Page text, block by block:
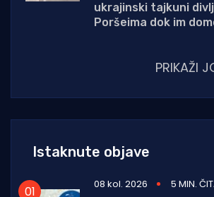
ukrajinski tajkuni
Poršeima dok im
PRIKAŽI
Istaknute objave
08 kol. 2026
5 MIN.